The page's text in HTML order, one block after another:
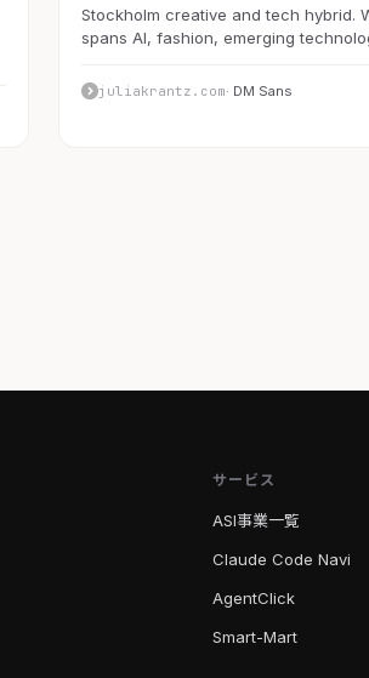
Stockholm creative and tech hybrid.
spans AI, fashion, emerging
juliakrantz.com· DM Sans
サービス
ASI事業一覧
Claude Code Navi
AgentClick
Smart-Mart